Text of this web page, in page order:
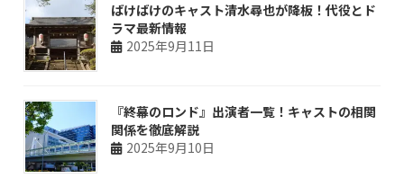
ばけばけのキャスト清水尋也が降板！代役とド
ラマ最新情報
2025年9月11日
『終幕のロンド』出演者一覧！キャストの相関
関係を徹底解説
2025年9月10日